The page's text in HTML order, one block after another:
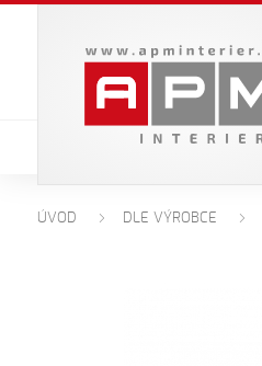
ÚVOD DLE VÝROBCE